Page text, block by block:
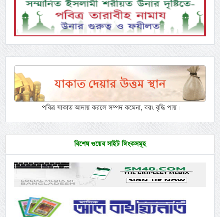
পবিত্র যাকাত আদায় করলে সম্পদ কমেনা, বরং বৃদ্ধি পায়।
বিশেষ ওয়েব সাইট লিংকসমূহ